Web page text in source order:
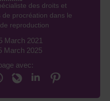
des droits et
de procréation dans le
reproduction
March 2021
March 2025
avec: